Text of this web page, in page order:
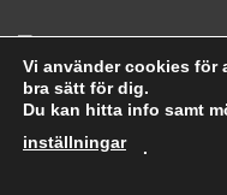
Vi använder cookies för
bra sätt för dig.
Du kan hitta info samt
inställningar
.